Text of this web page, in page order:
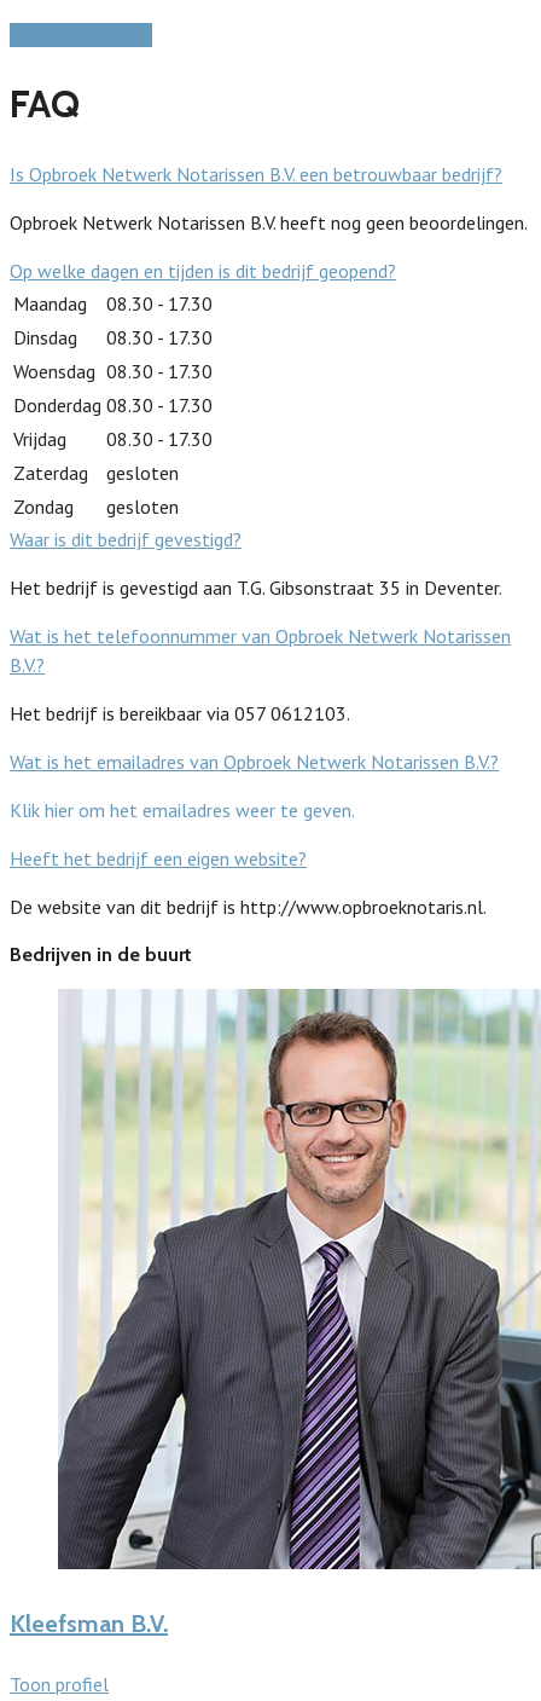
FAQ
Is Opbroek Netwerk Notarissen B.V. een betrouwbaar bedrijf?
Opbroek Netwerk Notarissen B.V. heeft nog geen beoordelingen.
Op welke dagen en tijden is dit bedrijf geopend?
Maandag
08.30 - 17.30
Dinsdag
08.30 - 17.30
Woensdag 08.30 - 17.30
Donderdag 08.30 - 17.30
Vrijdag
08.30 - 17.30
Zaterdag
gesloten
Zondag
gesloten
Waar is dit bedrijf gevestigd?
Het bedrijf is gevestigd aan T.G. Gibsonstraat 35 in Deventer.
Wat is het telefoonnummer van Opbroek Netwerk Notarissen
B.V.?
Het bedrijf is bereikbaar via 057 0612103.
Wat is het emailadres van Opbroek Netwerk Notarissen B.V.?
Klik hier om het emailadres weer te geven.
Heeft het bedrijf een eigen website?
De website van dit bedrijf is http://www.opbroeknotaris.nl.
Bedrijven in de buurt
Kleefsman B.V.
Toon profiel